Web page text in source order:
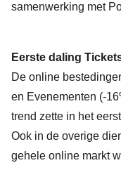
samenwerking met
Eerste daling
De online
en Evenementen (-
trend zette in het
Ook in de overige
gehele online markt